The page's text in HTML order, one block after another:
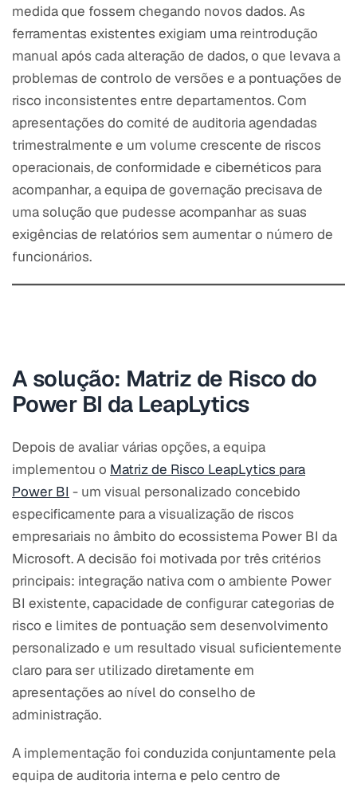
medida que fossem chegando novos dados. As
ferramentas existentes exigiam uma reintrodução
manual após cada alteração de dados, o que levava a
problemas de controlo de versões e a pontuações de
risco inconsistentes entre departamentos. Com
apresentações do comité de auditoria agendadas
trimestralmente e um volume crescente de riscos
operacionais, de conformidade e cibernéticos para
acompanhar, a equipa de governação precisava de
uma solução que pudesse acompanhar as suas
exigências de relatórios sem aumentar o número de
funcionários.
A solução: Matriz de Risco do
Power BI da LeapLytics
Depois de avaliar várias opções, a equipa
implementou o Matriz de Risco LeapLytics para
Power BI - um visual personalizado concebido
especificamente para a visualização de riscos
empresariais no âmbito do ecossistema Power BI da
Microsoft. A decisão foi motivada por três critérios
principais: integração nativa com o ambiente Power
BI existente, capacidade de configurar categorias de
risco e limites de pontuação sem desenvolvimento
personalizado e um resultado visual suficientemente
claro para ser utilizado diretamente em
apresentações ao nível do conselho de
administração.
A implementação foi conduzida conjuntamente pela
equipa de auditoria interna e pelo centro de